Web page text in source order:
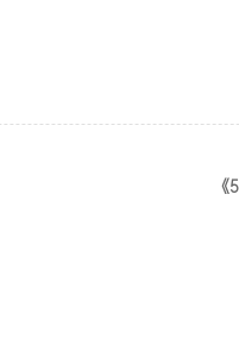
主修消费者行为学、渠道管理
告撰写，报告结论被用于优